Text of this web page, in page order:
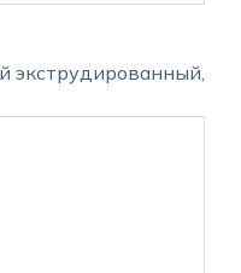
экструдированный,